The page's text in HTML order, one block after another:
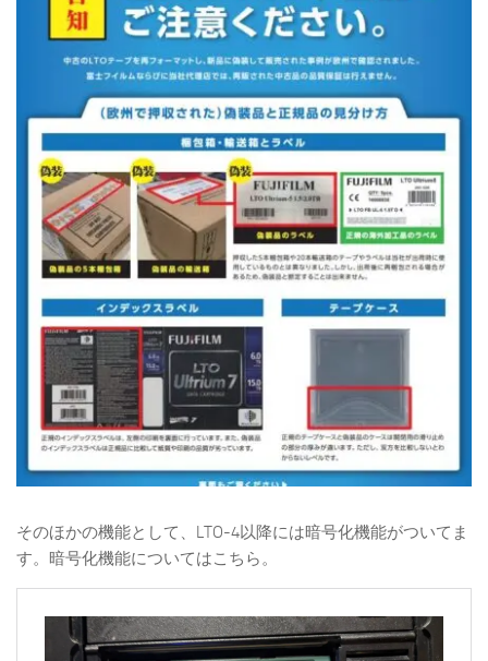
そのほかの機能として、LTO-4以降には暗号化機能がついてま
す。暗号化機能についてはこちら。